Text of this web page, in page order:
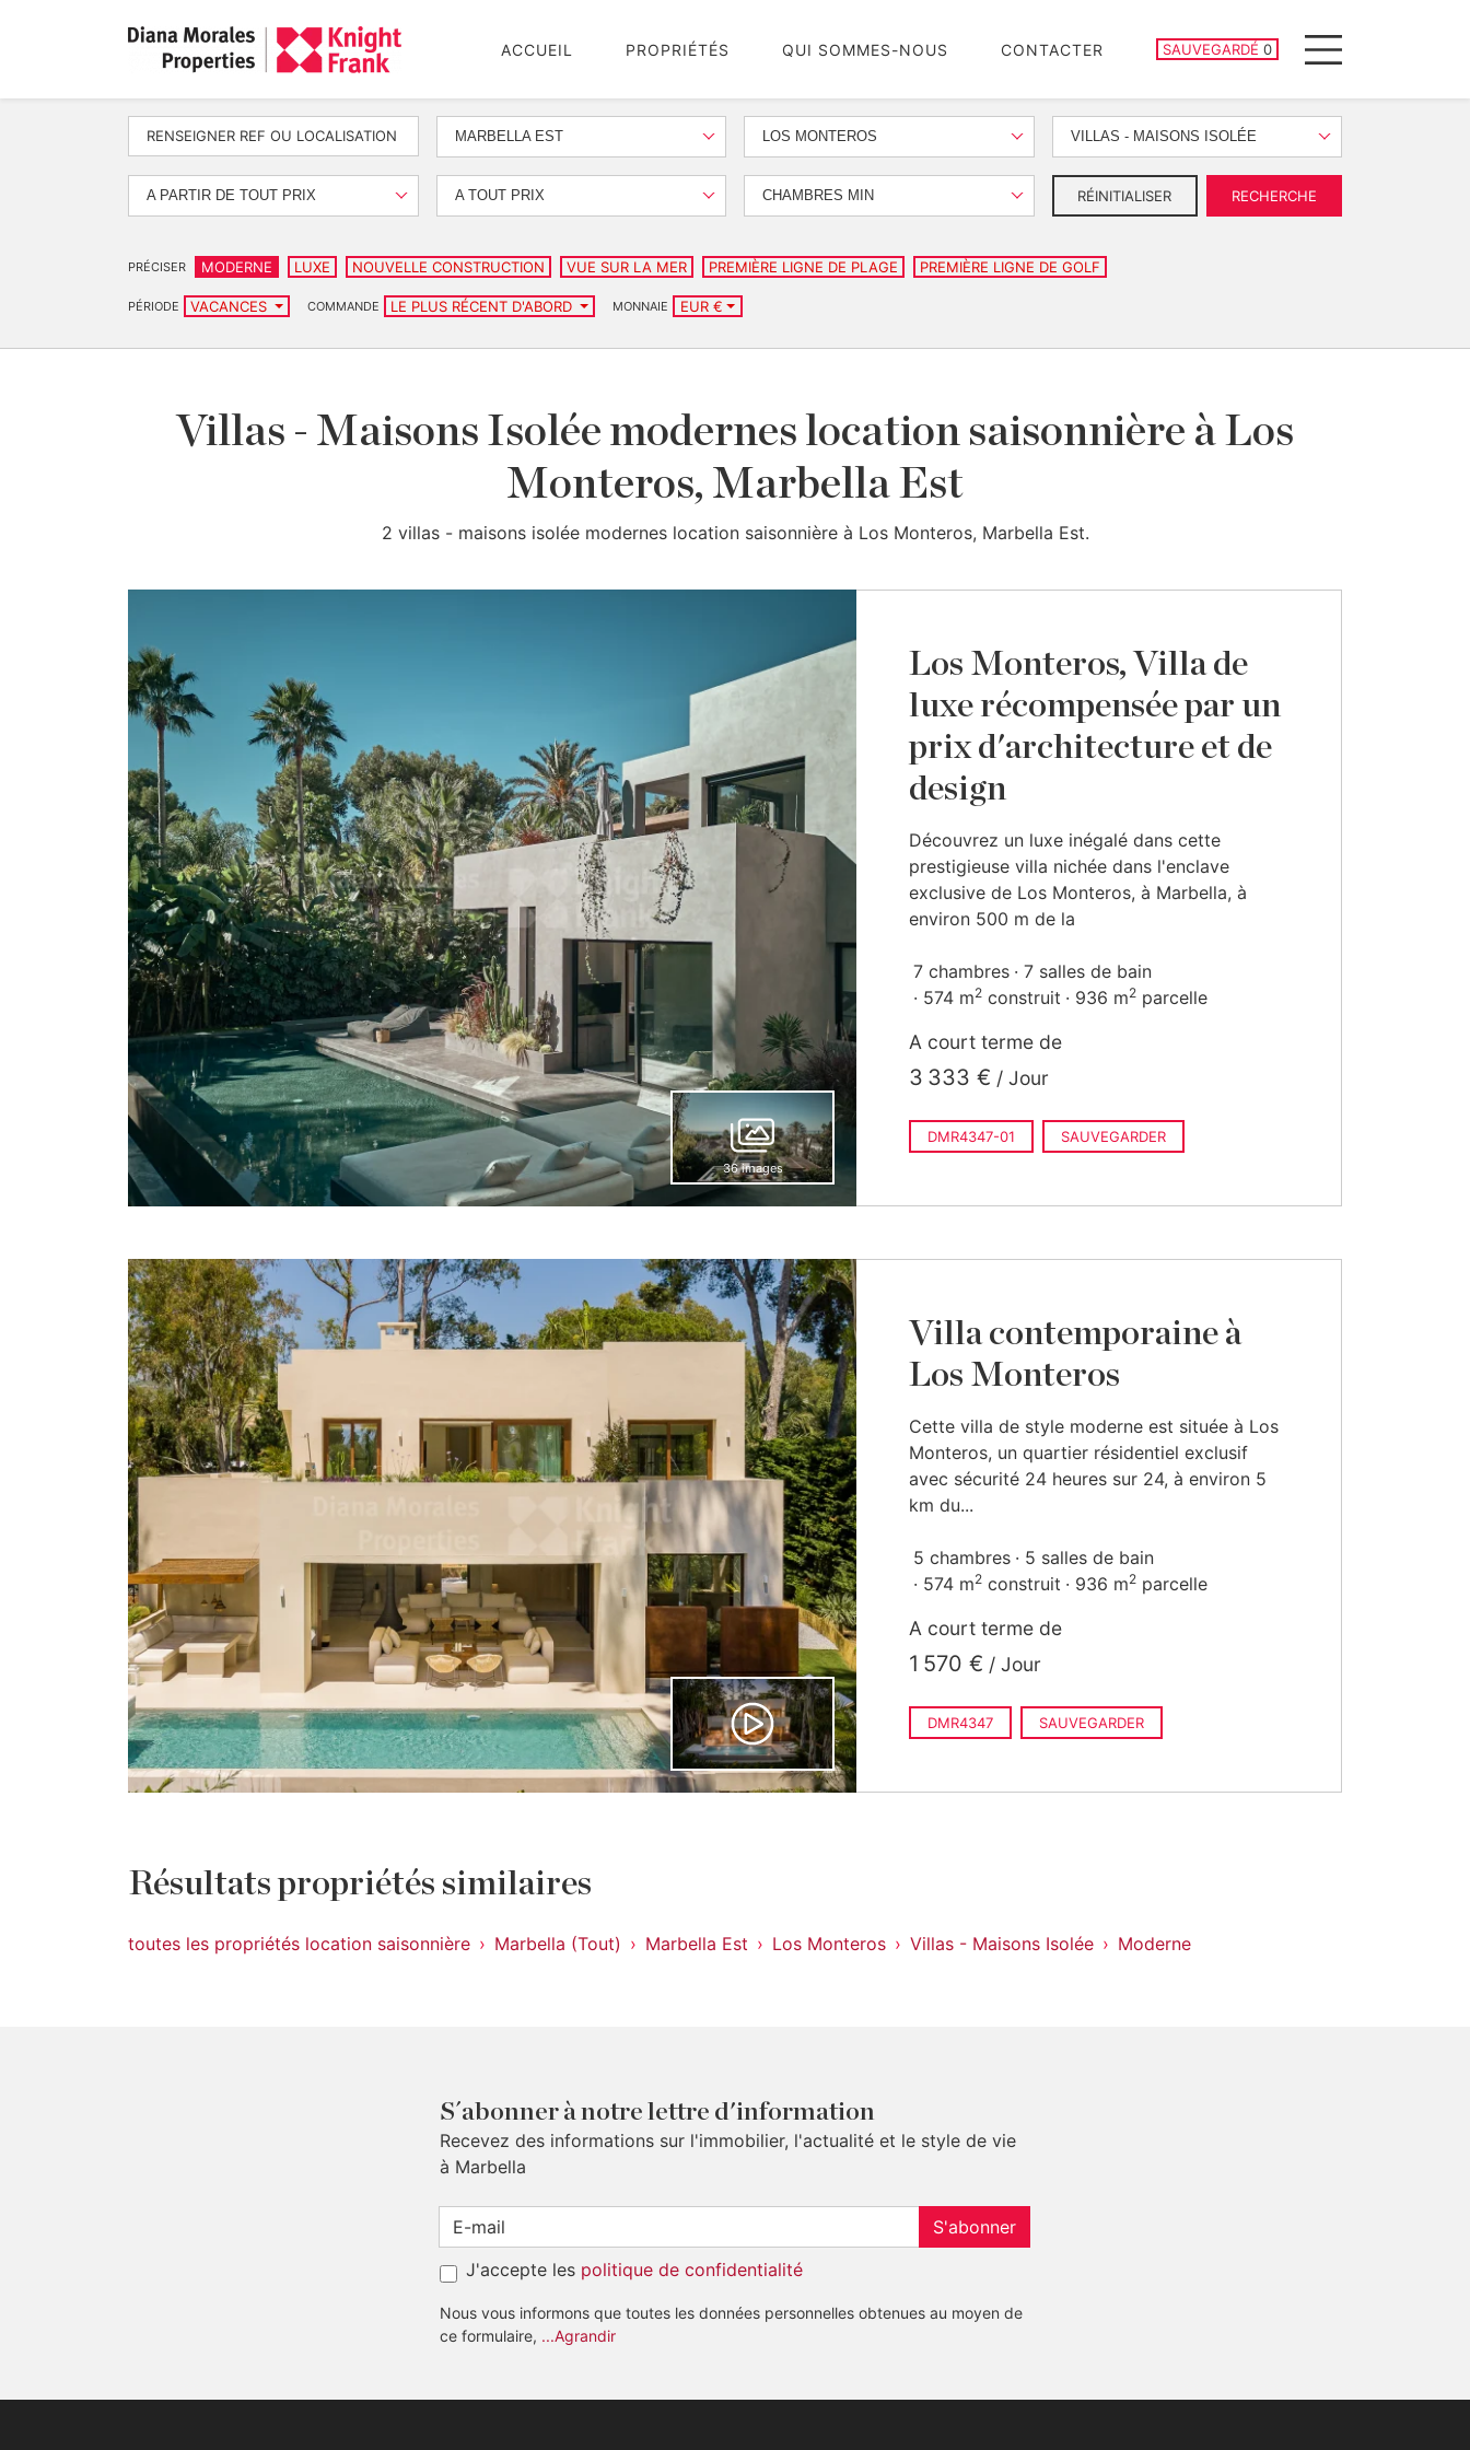
ACCUEIL PROPRIÉTÉS QUI SOMMES-NOUS CONTACTER SAUVEGARDÉ 0
PROPRIÉTÉS SAUVEGARDÉES
Menu
MARBELLA EST LOS MONTEROS VILLAS - MAISONS ISOLÉE
A PARTIR DE TOUT PRIX A TOUT PRIX CHAMBRES MIN RÉINITIALISER RECHERCHE
PRÉCISER MODERNE LUXE NOUVELLE CONSTRUCTION VUE SUR LA MER PREMIÈRE LIGNE DE PLAGE PREMIÈRE LIGNE DE GOLF
PÉRIODE VACANCES COMMANDE LE PLUS RÉCENT D'ABORD MONNAIE EUR €
Villas - Maisons Isolée modernes location saisonnière à Los
Monteros, Marbella Est
2 villas - maisons isolée modernes location saisonnière à Los Monteros, Marbella Est.
36 images
Los Monteros, Villa de
luxe récompensée par un
prix d'architecture et de
design
Découvrez un luxe inégalé dans cette
prestigieuse villa nichée dans l'enclave
exclusive de Los Monteros, à Marbella, à
environ 500 m de la
7 chambres
7 salles de bain
574 m2 construit 936 m2 parcelle
A court terme de
3 333 € / Jour
DMR4347-01 SAUVEGARDER
Villa contemporaine à
Los Monteros
Cette villa de style moderne est située à Los
Monteros, un quartier résidentiel exclusif
avec sécurité 24 heures sur 24, à environ 5
km du...
5 chambres
5 salles de bain
574 m2 construit 936 m2 parcelle
A court terme de
1 570 € / Jour
DMR4347 SAUVEGARDER
Résultats propriétés similaires
toutes les propriétés location saisonnière Marbella (Tout) Marbella Est Los Monteros Villas - Maisons Isolée Moderne
S´abonner à notre lettre d'information
Recevez des informations sur l'immobilier, l'actualité et le style de vie
à Marbella
S'abonner
J'accepte les politique de confidentialité
Nous vous informons que toutes les données personnelles obtenues au moyen de
ce formulaire, ...Agrandir